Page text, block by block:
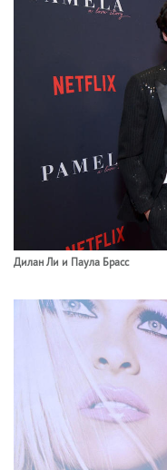
Дилан Ли и Паула Брасс